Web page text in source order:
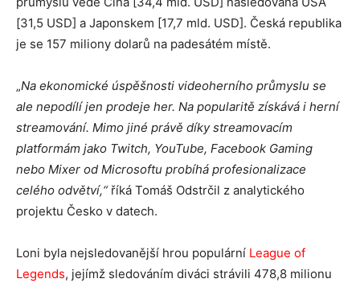
[31,5 USD] a Japonskem [17,7 mld. USD]. Česká republika
je se 157 miliony dolarů na padesátém místě.
„Na ekonomické úspěšnosti videoherního průmyslu se
ale nepodílí jen prodeje her. Na popularitě získává i herní
streamování. Mimo jiné právě díky streamovacím
platformám jako Twitch, YouTube, Facebook Gaming
nebo Mixer od Microsoftu probíhá profesionalizace
celého odvětví,“říká Tomáš Odstrčil z analytického
projektu Česko v datech.
Loni byla nejsledovanější hrou populární League of
Legends, jejímž sledováním diváci strávili 478,8 milionu